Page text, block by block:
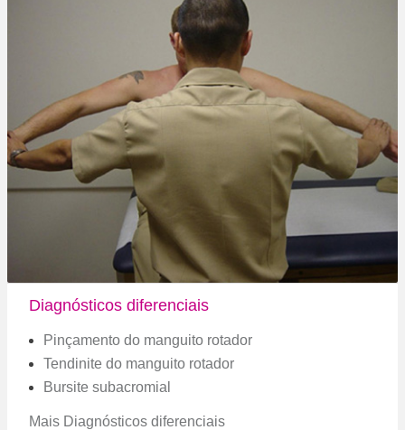
Diagnósticos diferenciais
Pinçamento do manguito rotador
Tendinite do manguito rotador
Bursite subacromial
Mais Diagnósticos diferenciais